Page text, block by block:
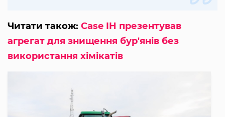
Читати також: Case IH презентував
агрегат для знищення бур'янів без
використання хімікатів